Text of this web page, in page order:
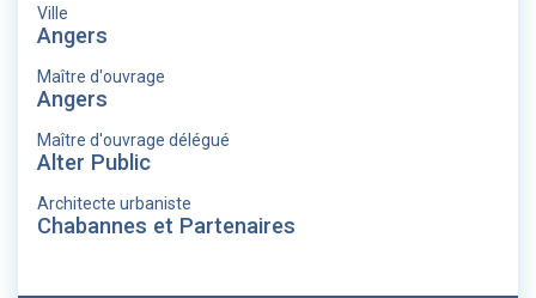
Ville
Angers
Maître d'ouvrage
Angers
Maître d'ouvrage délégué
Alter Public
Architecte urbaniste
Chabannes et Partenaires